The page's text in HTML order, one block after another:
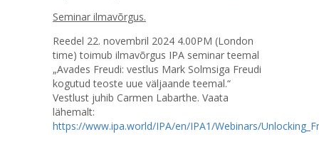
Seminar ilmavõrgus.
Reedel 22. novembril 2024 4.00PM (London
time) toimub ilmavõrgus IPA seminar teemal
„Avades Freudi: vestlus Mark Solmsiga Freudi
kogutud teoste uue väljaande teemal.“
Vestlust juhib Carmen Labarthe. Vaata
lähemalt:
https://www.ipa.world/IPA/en/IPA1/Webinars/